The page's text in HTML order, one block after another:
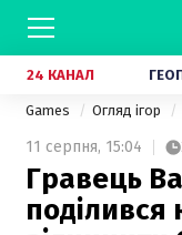
24 КАНАЛ
Games Огляд ігор
11 серпня, 15:04
Гравець
поділився